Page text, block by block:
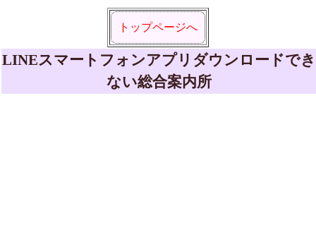
トップページへ
LINEスマートフォンアプリダウンロードでき
ない総合案内所